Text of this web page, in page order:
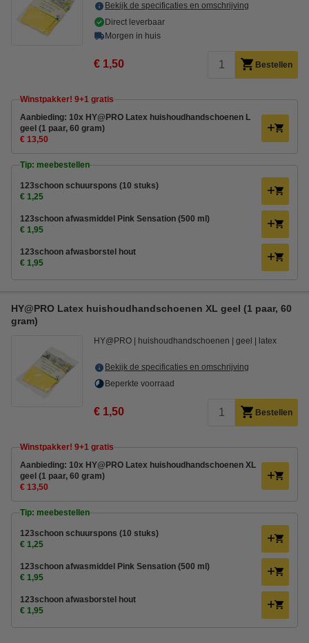
Bekijk de specificaties en omschrijving
Direct leverbaar
Morgen in huis
€ 1,50 Bestellen
Winstpakker! 9+1 gratis
Aanbieding: 10x HY@PRO Latex huishoudhandschoenen L
geel (1 paar, 60 gram)
€ 13,50
Tip: meebestellen
123schoon schuurspons (10 stuks)
€ 1,25
123schoon afwasmiddel Pink Sensation (500 ml)
€ 1,95
123schoon afwasborstel hout
€ 1,95
HY@PRO Latex huishoudhandschoenen XL geel (1 paar, 60
gram)
HY@PRO huishoudhandschoenen geel latex
Bekijk de specificaties en omschrijving
Beperkte voorraad
€ 1,50 Bestellen
Winstpakker! 9+1 gratis
Aanbieding: 10x HY@PRO Latex huishoudhandschoenen XL
geel (1 paar, 60 gram)
€ 13,50
Tip: meebestellen
123schoon schuurspons (10 stuks)
€ 1,25
123schoon afwasmiddel Pink Sensation (500 ml)
€ 1,95
123schoon afwasborstel hout
€ 1,95